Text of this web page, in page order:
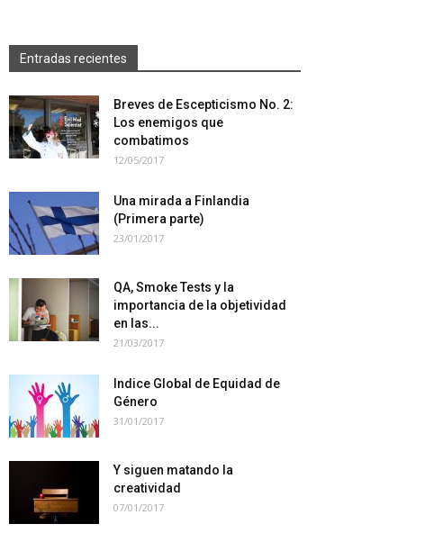
Entradas recientes
Breves de Escepticismo No. 2:
Los enemigos que
combatimos
12/05/2017
Una mirada a Finlandia
(Primera parte)
23/01/2017
QA, Smoke Tests y la
importancia de la objetividad
en las...
21/03/2017
Indice Global de Equidad de
Género
31/01/2017
Y siguen matando la
creatividad
07/01/2017